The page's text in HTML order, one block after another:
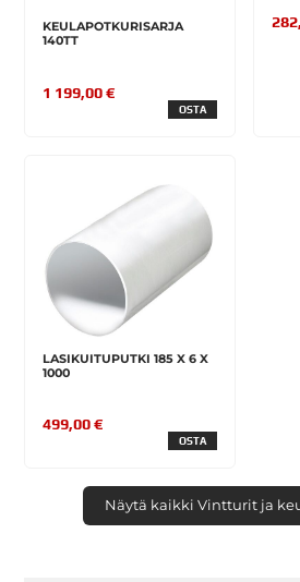
KEULAPOTKURISARJA
140TT
1 199,00 €
OSTA
LASIKUITUPUTKI 185 X 6 X
1000
499,00 €
OSTA
Näytä kaikki Vintturit ja